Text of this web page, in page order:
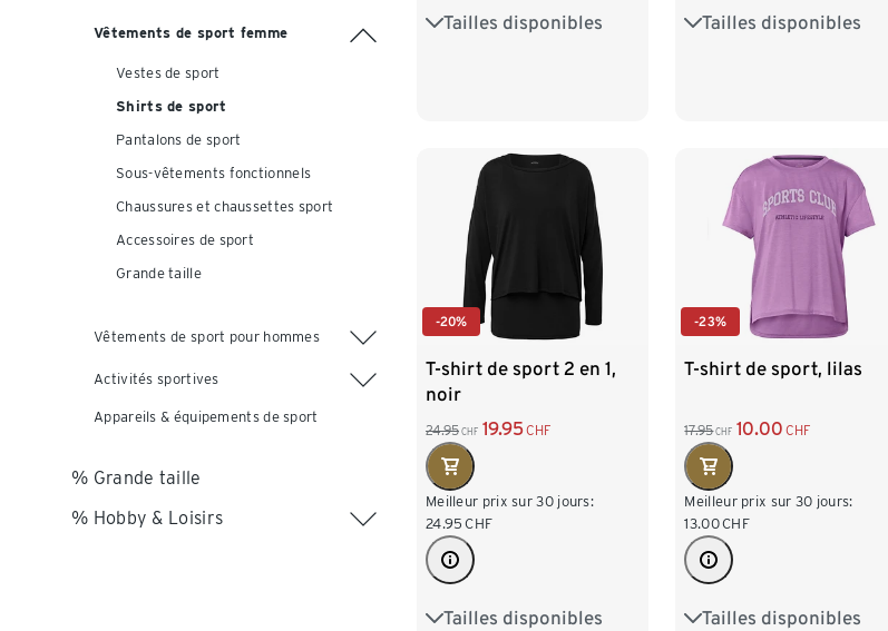
Vêtements de sport femme
Vestes de sport
Shirts de sport
Pantalons de sport
Sous-vêtements fonctionnels
Chaussures et chaussettes sport
Accessoires de sport
Grande taille
Vêtements de sport pour hommes
Activités sportives
Appareils & équipements de sport
% Grande taille
% Hobby & Loisirs
Tailles disponibles
XS 32/34 S 36/38 Tailles disponibles
XS 32/34 S 36/38
-20%
T-shirt de sport 2 en 1,
noir
24.95 CHF 19.95CHF
Meilleur prix sur 30 jours:
24.95 CHF
Tailles disponibles
S 36/38 M 40/42
-23%
T-shirt de sport, lilas
17.95 CHF 10.00 CHF
Meilleur prix sur 30 jours:
13.00CHF
Tailles disponibles
XS 32/34 S 36/38